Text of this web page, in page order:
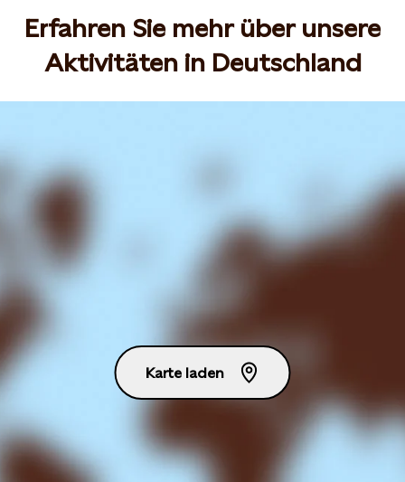
Erfahren Sie mehr über unsere
Aktivitäten in Deutschland
Karte laden